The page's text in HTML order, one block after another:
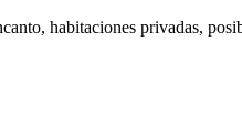
habitaciones privadas,